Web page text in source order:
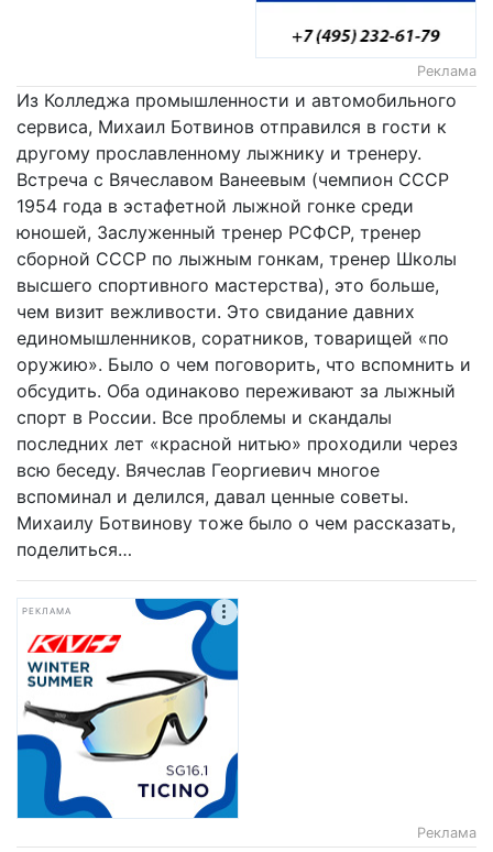
Реклама
Из Колледжа промышленности и автомобильного
сервиса, Михаил Ботвинов отправился в гости к
другому прославленному лыжнику и тренеру.
Встреча с Вячеславом Ванеевым (чемпион СССР
1954 года в эстафетной лыжной гонке среди
юношей, Заслуженный тренер РСФСР, тренер
сборной СССР по лыжным гонкам, тренер Школы
высшего спортивного мастерства), это больше,
чем визит вежливости. Это свидание давних
единомышленников, соратников, товарищей «по
оружию». Было о чем поговорить, что вспомнить и
обсудить. Оба одинаково переживают за лыжный
спорт в России. Все проблемы и скандалы
последних лет «красной нитью» проходили через
всю беседу. Вячеслав Георгиевич многое
вспоминал и делился, давал ценные советы.
Михаилу Ботвинову тоже было о чем рассказать,
поделиться…
РЕКЛАМА
Реклама